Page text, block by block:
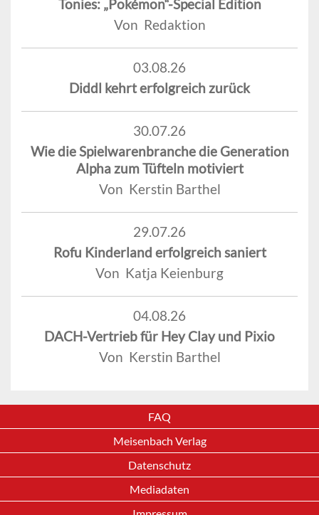
Tonies: „Pokémon“-Special Edition
Von Redaktion
03.08.26
Diddl kehrt erfolgreich zurück
30.07.26
Wie die Spielwarenbranche die Generation
Alpha zum Tüfteln motiviert
Von Kerstin Barthel
29.07.26
Rofu Kinderland erfolgreich saniert
Von Katja Keienburg
04.08.26
DACH-Vertrieb für Hey Clay und Pixio
Von Kerstin Barthel
FAQ
Meisenbach Verlag
Datenschutz
Mediadaten